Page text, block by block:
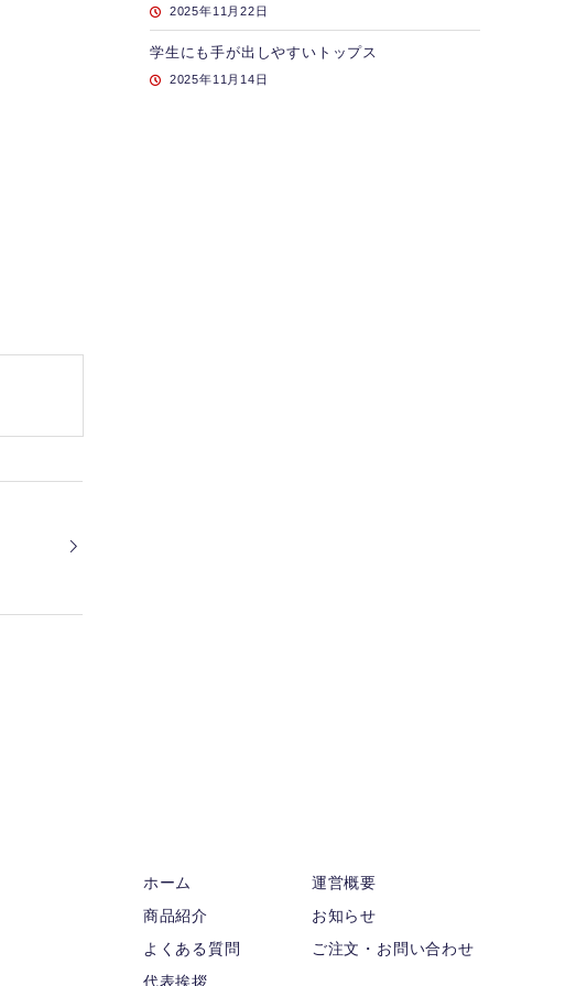
2025年11月22日
学生にも手が出しやすいトップス
2025年11月14日
ホーム
商品紹介
よくある質問
代表挨拶
運営概要
お知らせ
ご注文・お問い合わせ